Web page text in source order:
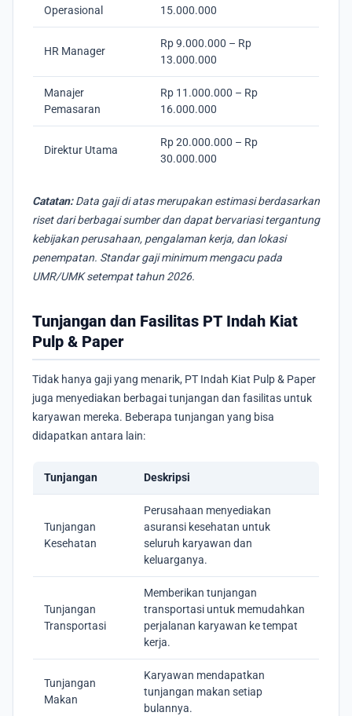
Operasional 15.000.000
HR Manager
Rp 9.000.000 – Rp
13.000.000
Manajer
Pemasaran
Rp 11.000.000 – Rp
16.000.000
Direktur Utama
Rp 20.000.000 – Rp
30.000.000
Catatan:Data gaji di atas merupakan estimasi berdasarkan
riset dari berbagai sumber dan dapat bervariasi tergantung
kebijakan perusahaan, pengalaman kerja, dan lokasi
penempatan. Standar gaji minimum mengacu pada
UMR/UMK setempat tahun 2026.
Tunjangan dan Fasilitas PT Indah Kiat
Pulp & Paper
Tidak hanya gaji yang menarik, PT Indah Kiat Pulp & Paper
juga menyediakan berbagai tunjangan dan fasilitas untuk
karyawan mereka. Beberapa tunjangan yang bisa
didapatkan antara lain:
Tunjangan Deskripsi
Tunjangan
Kesehatan
Perusahaan menyediakan
asuransi kesehatan untuk
seluruh karyawan dan
keluarganya.
Tunjangan
Transportasi
Memberikan tunjangan
transportasi untuk memudahkan
perjalanan karyawan ke tempat
kerja.
Tunjangan
Makan
Karyawan mendapatkan
tunjangan makan setiap
bulannya.